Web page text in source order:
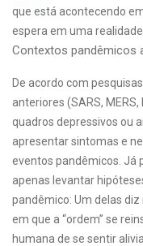
que está acontecendo
espera em uma
Contextos pandêmicos
De acordo com
anteriores (SARS,
quadros depressivos ou
apresentar sintomas e
eventos pandêmicos. Já
apenas levantar
pandêmico: Um delas
em que a “ordem” se
humana de se sentir